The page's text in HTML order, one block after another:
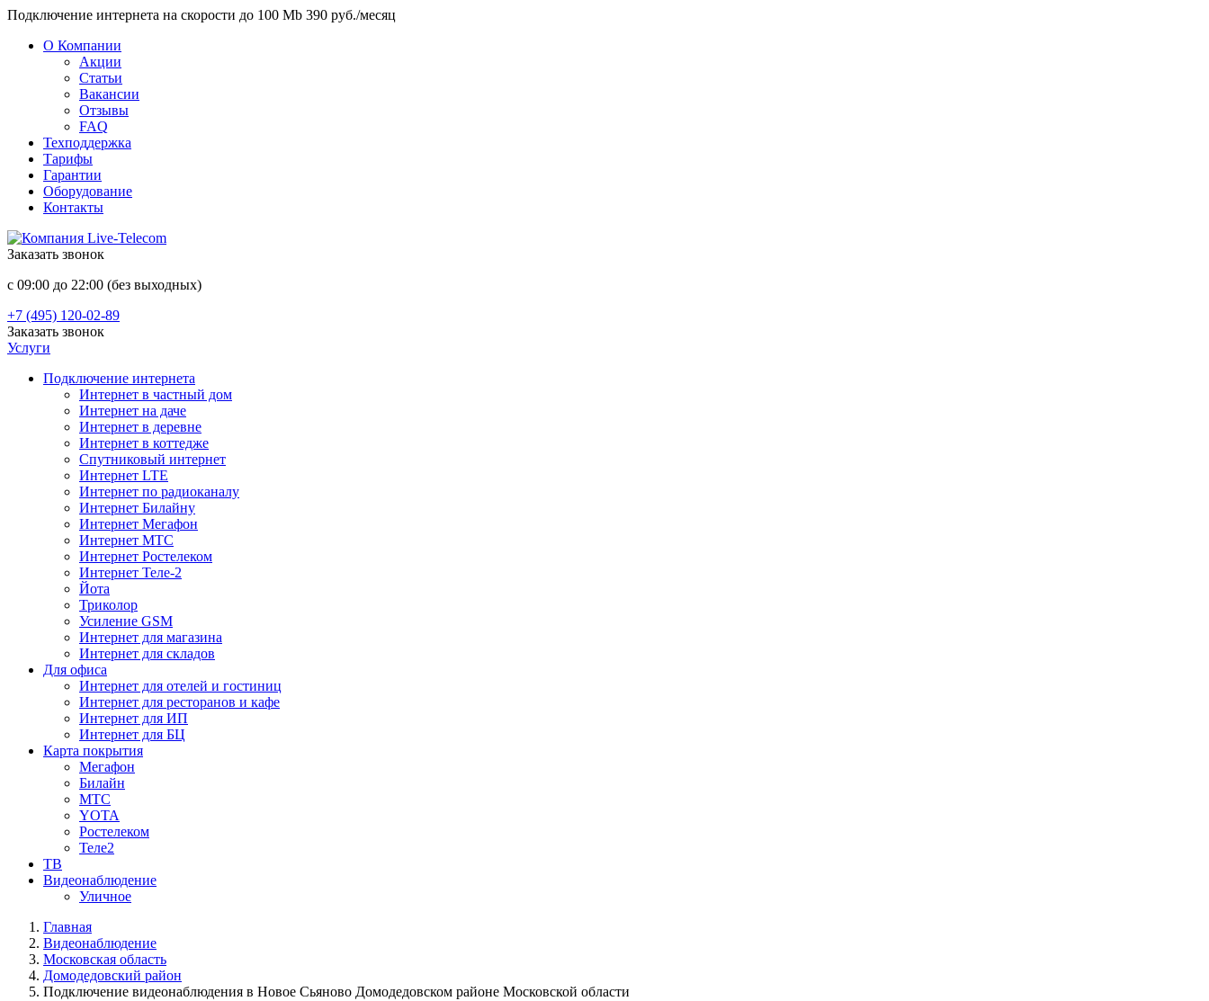
Подключение интернета на скорости до 100 Mb 390 руб./месяц
О Компании
Акции
Статьи
Вакансии
Отзывы
FAQ
Техподдержка
Тарифы
Гарантии
Оборудование
Контакты
Заказать звонок
с 09:00 до 22:00 (без выходных)
+7 (495) 120-02-89
Заказать звонок
Услуги
Подключение интернета
Интернет в частный дом
Интернет на даче
Интернет в деревне
Интернет в коттедже
Спутниковый интернет
Интернет LTE
Интернет по радиоканалу
Интернет Билайну
Интернет Мегафон
Интернет МТС
Интернет Ростелеком
Интернет Теле-2
Йота
Триколор
Усиление GSM
Интернет для магазина
Интернет для складов
Для офиса
Интернет для отелей и гостиниц
Интернет для ресторанов и кафе
Интернет для ИП
Интернет для БЦ
Карта покрытия
Мегафон
Билайн
МТС
YOTA
Ростелеком
Теле2
ТВ
Видеонаблюдение
Уличное
Главная
Видеонаблюдение
Московская область
Домодедовский район
Подключение видеонаблюдения в Новое Сьяново Домодедовском районе Московской области